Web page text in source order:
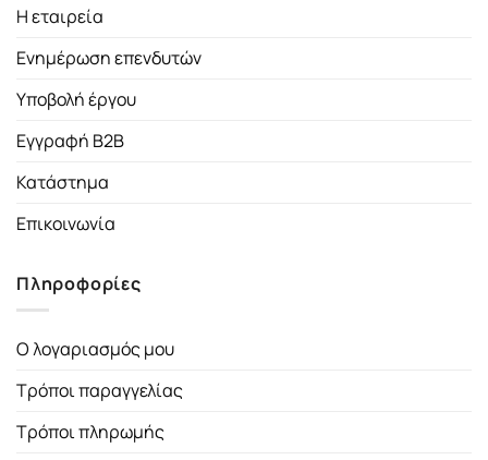
Η εταιρεία
Ενημέρωση επενδυτών
Υποβολή έργου
Εγγραφή B2B
Κατάστημα
Επικοινωνία
Πληροφορίες
Ο λογαριασμός μου
Τρόποι παραγγελίας
Τρόποι πληρωμής